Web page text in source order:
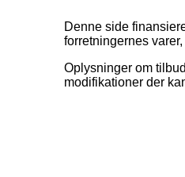
Denne side
forretningernes
Oplysninger om
modifikationer der